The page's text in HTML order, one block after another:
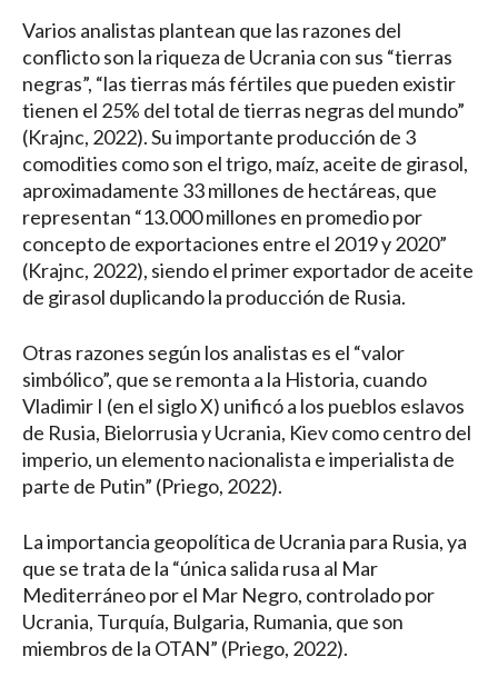
Varios analistas plantean que las razones del
conflicto son la riqueza de Ucrania con sus “tierras
negras”, “las tierras más fértiles que pueden existir
tienen el 25% del total de tierras negras del mundo”
(Krajnc, 2022). Su importante producción de 3
comodities como son el trigo, maíz, aceite de girasol,
aproximadamente 33 millones de hectáreas, que
representan “13.000 millones en promedio por
concepto de exportaciones entre el 2019 y 2020”
(Krajnc, 2022), siendo el primer exportador de aceite
de girasol duplicando la producción de Rusia.
Otras razones según los analistas es el “valor
simbólico”, que se remonta a la Historia, cuando
Vladimir I (en el siglo X) unificó a los pueblos eslavos
de Rusia, Bielorrusia y Ucrania, Kiev como centro del
imperio, un elemento nacionalista e imperialista de
parte de Putin” (Priego, 2022).
La importancia geopolítica de Ucrania para Rusia, ya
que se trata de la “única salida rusa al Mar
Mediterráneo por el Mar Negro, controlado por
Ucrania, Turquía, Bulgaria, Rumania, que son
miembros de la OTAN” (Priego, 2022).